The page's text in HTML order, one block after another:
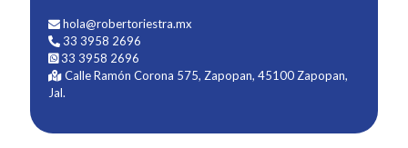
hola@robertoriestra.mx
33 3958 2696
33 3958 2696
Calle Ramón Corona 575, Zapopan, 45100 Zapopan,
Jal.